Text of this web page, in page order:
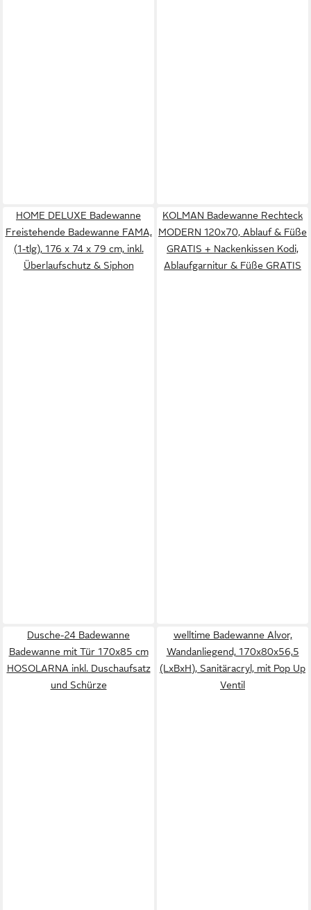
HOME DELUXE Badewanne
Freistehende Badewanne FAMA,
(1-tlg), 176 x 74 x 79 cm, inkl.
Überlaufschutz & Siphon
KOLMAN Badewanne Rechteck
MODERN 120x70, Ablauf & Füße
GRATIS + Nackenkissen Kodi,
Ablaufgarnitur & Füße GRATIS
Dusche-24 Badewanne
Badewanne mit Tür 170x85 cm
HOSOLARNA inkl. Duschaufsatz
und Schürze
welltime Badewanne Alvor,
Wandanliegend, 170x80x56,5
(LxBxH), Sanitäracryl, mit Pop Up
Ventil